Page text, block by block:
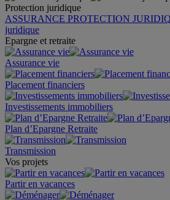
Protection juridique
ASSURANCE PROTECTION
juridique
Epargne et retraite
Assurance vie
Placement financiers
Investissements immobiliers
Plan d’Epargne Retraite
Transmission
Vos projets
Partir en vacances